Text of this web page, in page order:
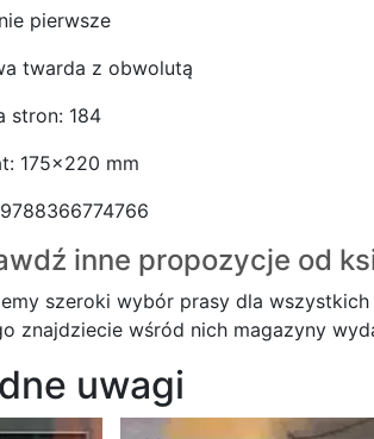
pierwsze
twarda z obwolutą
stron: 184
175×220 mm
inne propozycje od
szeroki wybór prasy dla
znajdziecie wśród nich magazyny
uwagi